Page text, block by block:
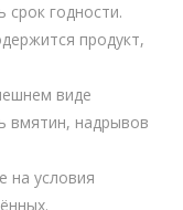
годности.
продукт,
виде
вмятин, надрывов
на условия